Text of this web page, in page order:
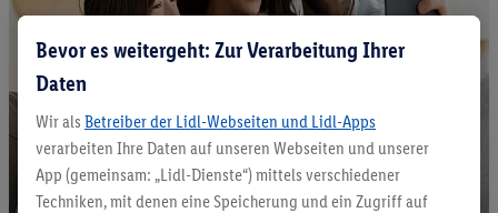
Bevor es weitergeht: Zur Verarbeitung Ihrer
Daten
Wir als Betreiber der Lidl-Webseiten und Lidl-Apps
verarbeiten Ihre Daten auf unseren Webseiten und unserer
App (gemeinsam: „Lidl-Dienste“) mittels verschiedener
Techniken, mit denen eine Speicherung und ein Zugriff auf